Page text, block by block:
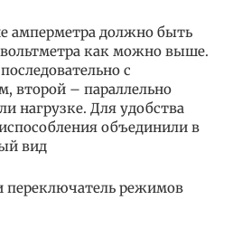
амперметра должно быть
как можно выше.
с
второй – параллельно
нагрузке. Для удобства
объединили в
вид
режимов